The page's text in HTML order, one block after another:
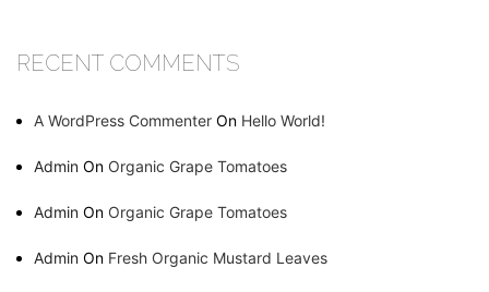
RECENT COMMENTS
A WordPress Commenter On Hello World!
Admin On Organic Grape Tomatoes
Admin On Organic Grape Tomatoes
Admin On Fresh Organic Mustard Leaves